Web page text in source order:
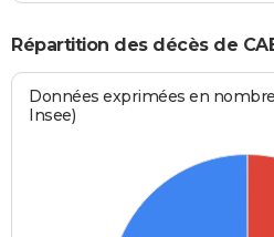
Répartition des décès de
Données exprimées en
Insee)